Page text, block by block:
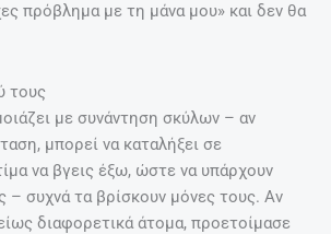
πρόβλημα με τη μάνα μου» και δεν θα
τους
με συνάντηση σκύλων – αν
μπορεί να καταλήξει σε
να βγεις έξω, ώστε να υπάρχουν
– συχνά τα βρίσκουν μόνες τους. Αν
διαφορετικά άτομα, προετοίμασε